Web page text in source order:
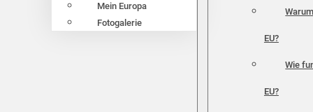
Mein Europa
Fotogalerie
EU?
Wie
EU?